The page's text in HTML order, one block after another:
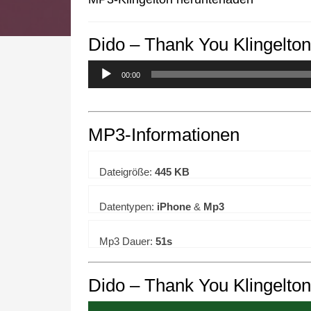
Dido – Thank You Klingelton
00:00
MP3-Informationen
Dateigröße: 445 KB
Datentypen: iPhone & Mp3
Mp3 Dauer: 51s
Dido – Thank You
We use cookies to enhance